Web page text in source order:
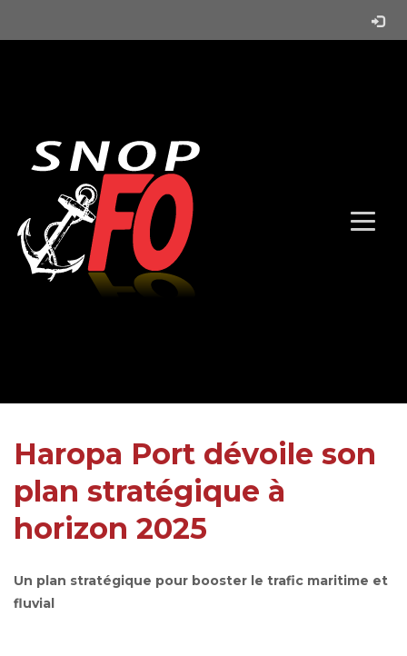
Haropa Port dévoile son
plan stratégique à
horizon 2025
Un plan stratégique pour booster le trafic maritime et
fluvial